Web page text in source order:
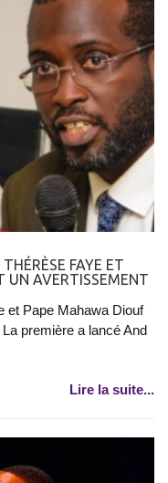
FAYE ET
UN AVERTISSEMENT
et Pape Mahawa Diouf
première a lancé And
Lire la suite...